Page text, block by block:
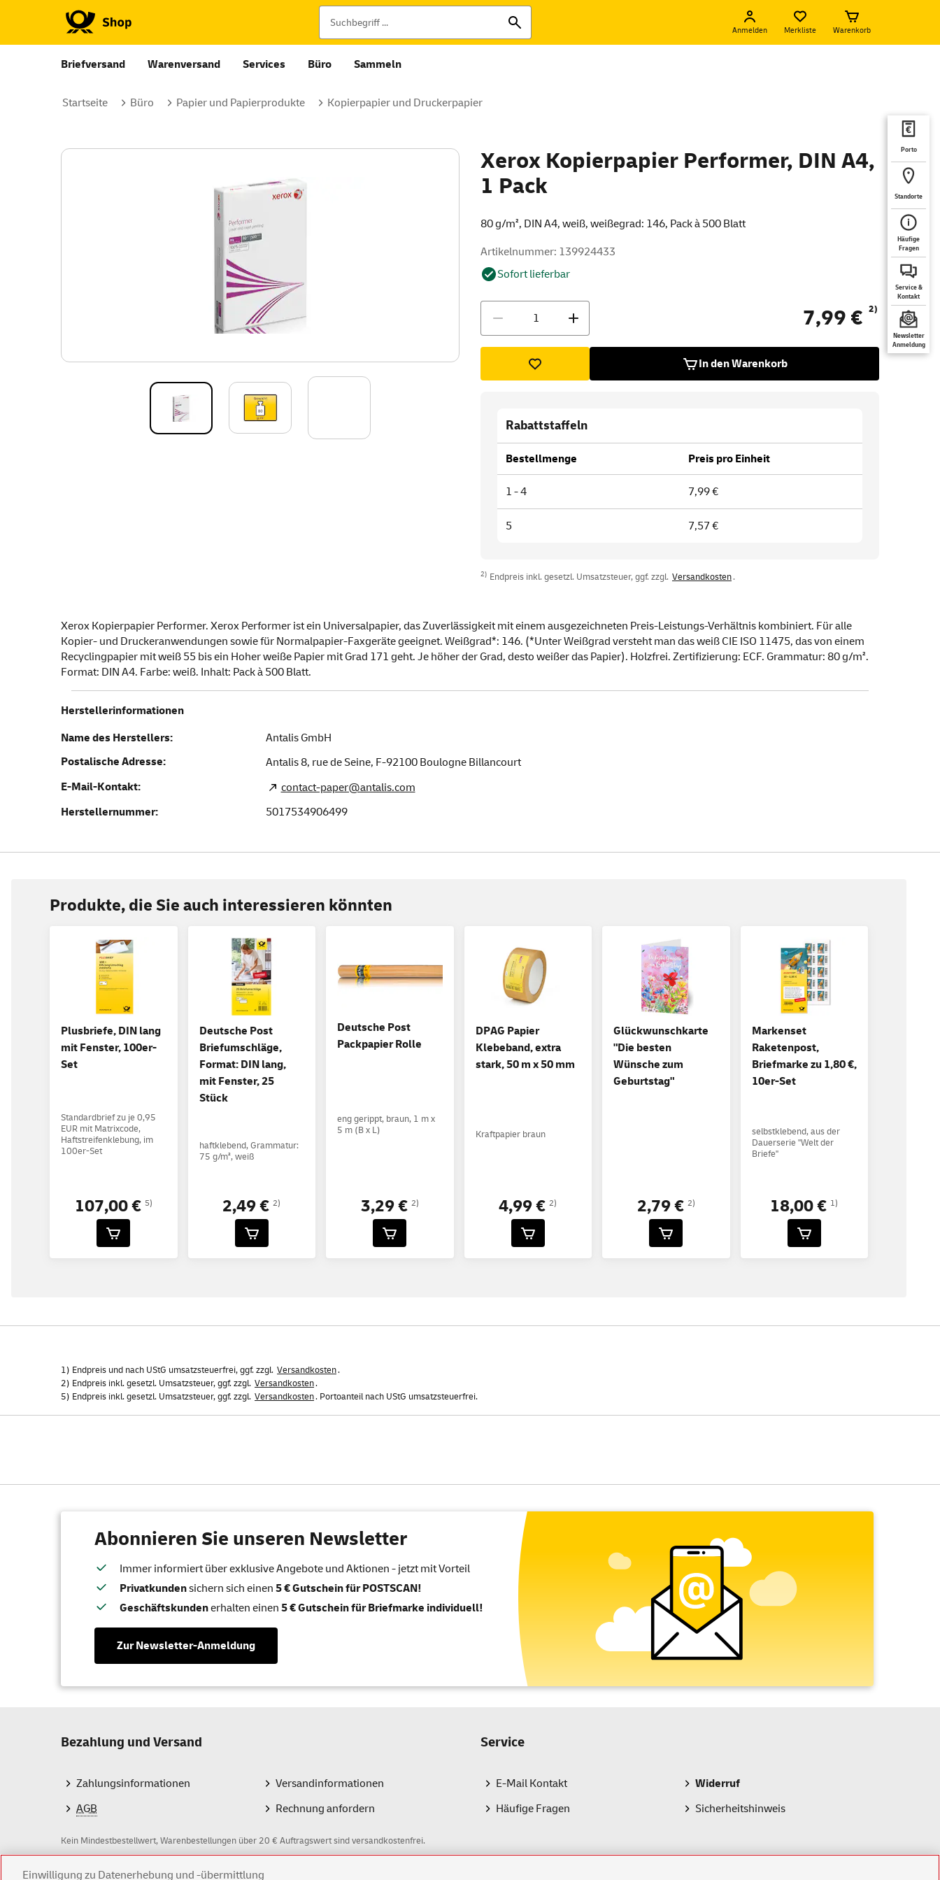
Anmelden Merkliste Warenkorb
Briefversand Warenversand Services Büro Sammeln
Porto
Standorte
Häufige
Fragen
Service &
Kontakt
Newsletter
Anmeldung
Startseite Büro Papier und Papierprodukte Kopierpapier und Druckerpapier
Xerox Kopierpapier Performer, DIN A4,
1 Pack
80 g/m², DIN A4, weiß, weißegrad: 146, Pack à 500 Blatt
Artikelnummer: 139924433
Sofort lieferbar
7,99 € 2)
In den Warenkorb
Rabattstaffeln
Bestellmenge Preis pro Einheit
1 - 4 7,99 €
5 7,57 €
2) Endpreis inkl. gesetzl. Umsatzsteuer, ggf. zzgl. Versandkosten.
Xerox Kopierpapier Performer. Xerox Performer ist ein Universalpapier, das Zuverlässigkeit mit einem ausgezeichneten Preis-Leistungs-Verhältnis kombiniert. Für alle
Kopier- und Druckeranwendungen sowie für Normalpapier-Faxgeräte geeignet. Weißgrad*: 146. (*Unter Weißgrad versteht man das weiß CIE ISO 11475, das von einem
Recyclingpapier mit weiß 55 bis ein Hoher weiße Papier mit Grad 171 geht. Je höher der Grad, desto weißer das Papier). Holzfrei. Zertifizierung: ECF. Grammatur: 80 g/m².
Format: DIN A4. Farbe: weiß. Inhalt: Pack à 500 Blatt.
Herstellerinformationen
Name des Herstellers:
Antalis GmbH
Postalische Adresse:
Antalis 8, rue de Seine, F-92100 Boulogne Billancourt
E-Mail-Kontakt:
contact-paper@antalis.com
Herstellernummer:
5017534906499
Produkte, die Sie auch interessieren könnten
Plusbriefe, DIN lang
mit Fenster, 100er-
Set
Standardbrief zu je 0,95
EUR mit Matrixcode,
Haftstreifenklebung, im
100er-Set
107,00 € 5)
Deutsche Post
Briefumschläge,
Format: DIN lang,
mit Fenster, 25
Stück
haftklebend, Grammatur:
75 g/m², weiß
2,49 €2)
Deutsche Post
Packpapier Rolle
eng gerippt, braun, 1 m x
5 m (B x L)
3,29 € 2)
DPAG Papier
Klebeband, extra
stark, 50 m x 50 mm
Kraftpapier braun
4,99 €2)
Glückwunschkarte
"Die besten
Wünsche zum
Geburtstag"
2,79 € 2)
Markenset
Raketenpost,
Briefmarke zu 1,80 €,
10er-Set
selbstklebend, aus der
Dauerserie "Welt der
Briefe"
18,00 € 1)
1) Endpreis und nach UStG umsatzsteuerfrei, ggf. zzgl. Versandkosten.
2) Endpreis inkl. gesetzl. Umsatzsteuer, ggf. zzgl. Versandkosten.
5) Endpreis inkl. gesetzl. Umsatzsteuer, ggf. zzgl. Versandkosten. Portoanteil nach UStG umsatzsteuerfrei.
Abonnieren Sie unseren Newsletter
Immer informiert über exklusive Angebote und Aktionen - jetzt mit Vorteil
Privatkundensichern sich einen 5 € Gutschein für POSTSCAN!
Geschäftskundenerhalten einen 5 € Gutschein für Briefmarke individuell!
Zur Newsletter-Anmeldung
Bezahlung und Versand
Zahlungsinformationen
AGB
Versandinformationen
Rechnung anfordern
Service
E-Mail Kontakt
Häufige Fragen
Widerruf
Sicherheitshinweis
Kein Mindestbestellwert, Warenbestellungen über 20 € Auftragswert sind versandkostenfrei.
Einwilligung zu Datenerhebung und -übermittlung